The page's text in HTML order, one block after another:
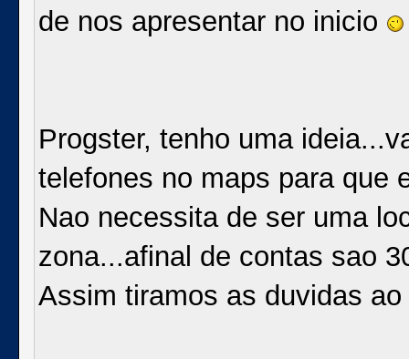
de nos apresentar no inicio
Progster, tenho uma
telefones no maps para que
Nao necessita de ser uma
zona...afinal de contas sao
Assim tiramos as duvidas ao